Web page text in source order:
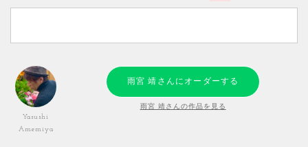
Yasushi
Amemiya
雨宮 靖さんにオーダーする
雨宮 靖さんの作品を見る